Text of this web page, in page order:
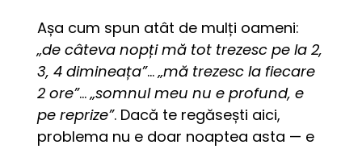
„de câteva nopți mă tot trezesc pe la 2,
3, 4 dimineața”… „mă trezesc la fiecare
2 ore”… „somnul meu nu e profund, e
pe reprize”. Dacă te regăsești aici,
problema nu e doar noaptea asta — e